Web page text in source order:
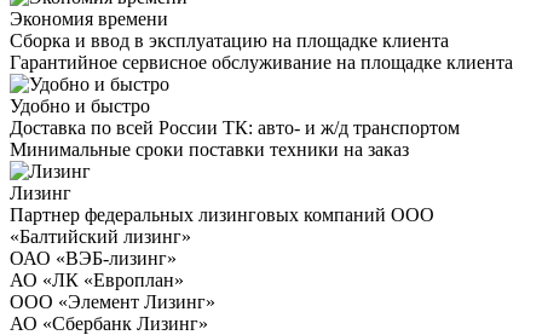
Экономия времени
Сборка и ввод в эксплуатацию на площадке клиента
Гарантийное сервисное обслуживание на площадке клиента
Удобно и быстро
Доставка по всей России ТК: авто- и ж/д транспортом
Минимальные сроки поставки техники на заказ
Лизинг
Партнер федеральных лизинговых компаний ООО
«Балтийский лизинг»
ОАО «ВЭБ-лизинг»
АО «ЛК «Европлан»
ООО «Элемент Лизинг»
АО «Сбербанк Лизинг»